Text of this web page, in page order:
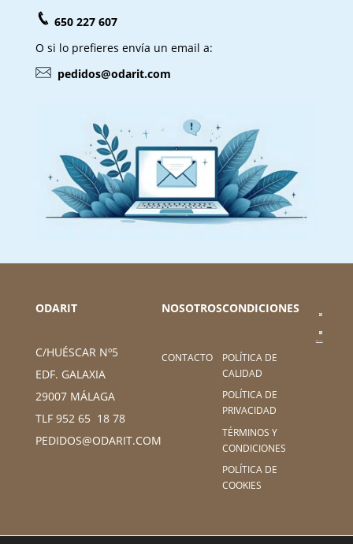
650 227 607
O si lo prefieres envía un email a:
pedidos@odarit.com
ODARIT
C/HUÉSCAR Nº5
EDF. GALAXIA
29007 MÁLAGA
TLF 952 65 18 78
PEDIDOS@ODARIT.COM
NOSOTROS
CONTACTO
CONDICIONES
POLÍTICA DE
CALIDAD
POLÍTICA DE
PRIVACIDAD
TÉRMINOS Y
CONDICIONES
POLÍTICA DE
COOKIES